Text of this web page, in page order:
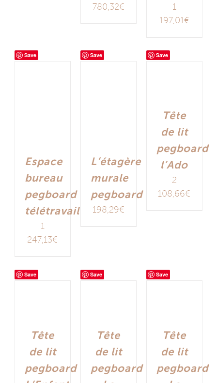
780,32€
1
197,01 €
Save
Espace
bureau
pegboard
télétravail
1
247,13€
Save
L’étagère
murale
pegboard
198,29€
Save
Tête
de lit
pegboard
l’Ado
2
108,66€
Save
Tête
de lit
pegboard
Save
Tête
de lit
pegboard
Save
Tête
de lit
pegboard